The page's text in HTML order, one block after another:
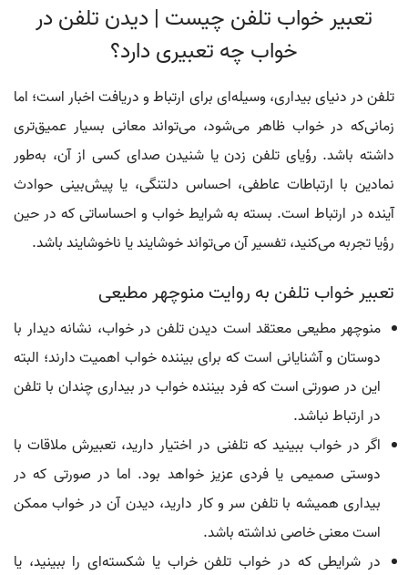
تعبیر خواب تلفن چیست | دیدن تلفن در
خواب چه تعبیری دارد؟
تلفن در دنیای بیداری، وسیله‌ای برای ارتباط و دریافت اخبار است؛ اما
زمانی‌که در خواب ظاهر می‌شود، می‌تواند معانی بسیار عمیق‌تری
داشته باشد. رؤیای تلفن زدن یا شنیدن صدای کسی از آن، به‌طور
نمادین با ارتباطات عاطفی، احساس دلتنگی، یا پیش‌بینی حوادث
آینده در ارتباط است. بسته به شرایط خواب و احساساتی که در حین
رؤیا تجربه می‌کنید، تفسیر آن می‌تواند خوشایند یا ناخوشایند باشد.
تعبیر خواب تلفن به روایت منوچهر مطیعی
منوچهر مطیعی معتقد است دیدن تلفن در خواب، نشانه دیدار با
دوستان و آشنایانی است که برای بیننده خواب اهمیت دارند؛ البته
این در صورتی است که فرد بیننده خواب در بیداری چندان با تلفن
در ارتباط نباشد.
اگر در خواب ببینید که تلفنی در اختیار دارید، تعبیرش ملاقات با
دوستی صمیمی یا فردی عزیز خواهد بود. اما در صورتی که در
بیداری همیشه با تلفن سر و کار دارید، دیدن آن در خواب ممکن
است معنی خاصی نداشته باشد.
در شرایطی که در خواب تلفن خراب یا شکسته‌ای را ببینید، یا